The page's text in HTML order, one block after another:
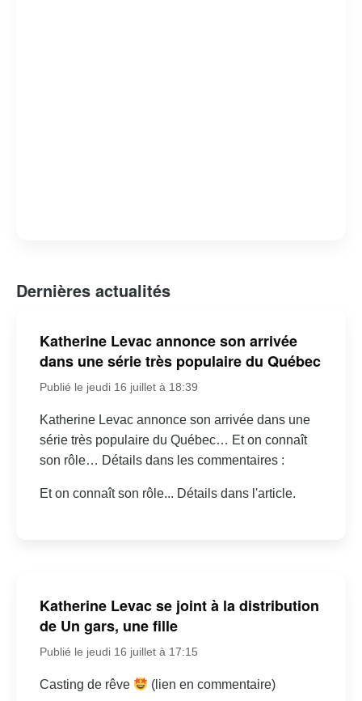
Dernières actualités
Katherine Levac annonce son arrivée
dans une série très populaire du Québec
Publié le jeudi 16 juillet à 18:39
Katherine Levac annonce son arrivée dans une
série très populaire du Québec… Et on connaît
son rôle… Détails dans les commentaires :
Et on connaît son rôle... Détails dans l'article.
Katherine Levac se joint à la distribution
de Un gars, une fille
Publié le jeudi 16 juillet à 17:15
Casting de rêve (lien en commentaire)